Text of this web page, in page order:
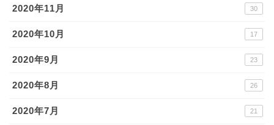
2020年11月 30
2020年10月 17
2020年9月 23
2020年8月 26
2020年7月 21